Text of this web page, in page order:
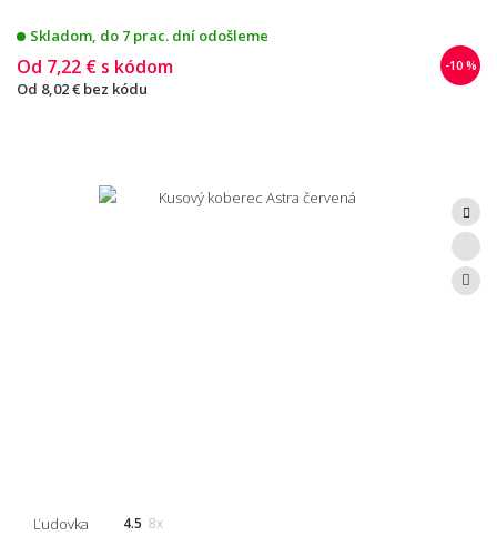
Skladom, do 7 prac. dní odošleme
-10 %
Od 7,22 € s kódom
Od 8,02 € bez kódu
Ľudovka 4.5 8x